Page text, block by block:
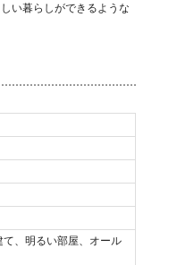
い暮らしができるような
、明るい部屋、オール